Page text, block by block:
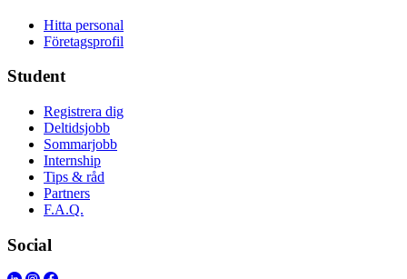
Hitta personal
Företagsprofil
Student
Registrera dig
Deltidsjobb
Sommarjobb
Internship
Tips & råd
Partners
F.A.Q.
Social